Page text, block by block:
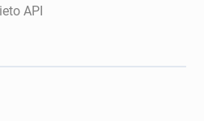
API